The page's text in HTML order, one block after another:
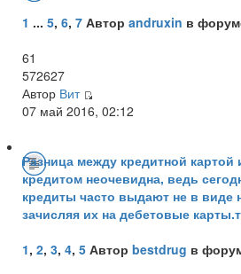
1 ... 5, 6, 7 Автор andruxin в
61
572627
Автор Вит
07 май 2016, 02:12
Разница между кредитной картой
кредитом неочевидна, ведь
кредиты часто выдают не в виде
зачисляя их на дебетовые
1, 2, 3, 4, 5 Автор bestdrug в